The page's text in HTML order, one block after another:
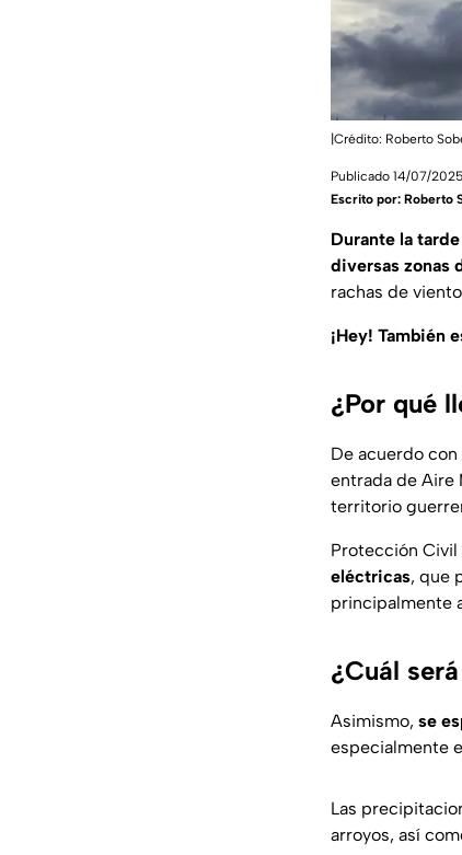
|Crédito: Roberto
Publicado 14/07/
Escrito por: Roberto
Durante la
diversas zonas
rachas de
¡Hey! También
¿Por qué
De acuerdo
entrada de Aire
territorio
Protección Civil
eléctricas, que
principalmente
¿Cuál
Asimismo, se
especialmente
Las
arroyos, así